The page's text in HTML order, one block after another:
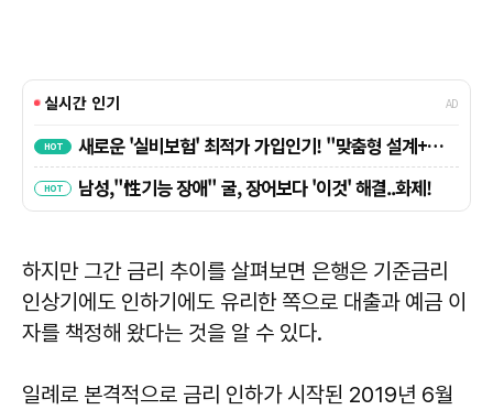
하지만 그간 금리 추이를 살펴보면 은행은 기준금리
인상기에도 인하기에도 유리한 쪽으로 대출과 예금 이
자를 책정해 왔다는 것을 알 수 있다.
일례로 본격적으로 금리 인하가 시작된 2019년 6월